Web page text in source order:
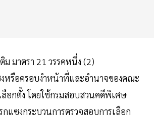
มาตรา 21 วรรคหนึ่ง (2)
หรือครอบงำหน้าที่และอำนาจของคณะ
ลือกตั้ง โดยใช้กรมสอบสวนคดีพิเศษ
แซงกระบวนการตรวจสอบการเลือก